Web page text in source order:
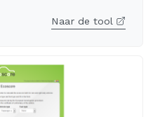
Naar de tool